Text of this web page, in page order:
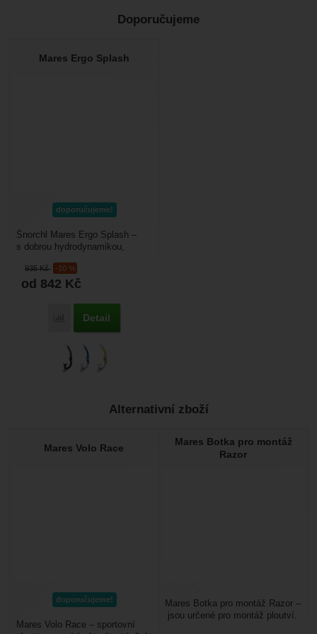
Nebyla přidána žádná recenze.
Doporučujeme
Mares Ergo Splash
doporučujeme!
935Kč -10 %
od 842 Kč
Porovnat
Detail
Šnorchl Mares Ergo Splash –
s dobrou hydrodynamikou,
Spodní ventil vytlačuje...
Alternativní zboží
Mares Volo Race
doporučujeme!
Mares Volo Race – sportovní
Mares Botka pro montáž
Razor
Mares Botka pro montáž Razor –
jsou určené pro montáž ploutví.